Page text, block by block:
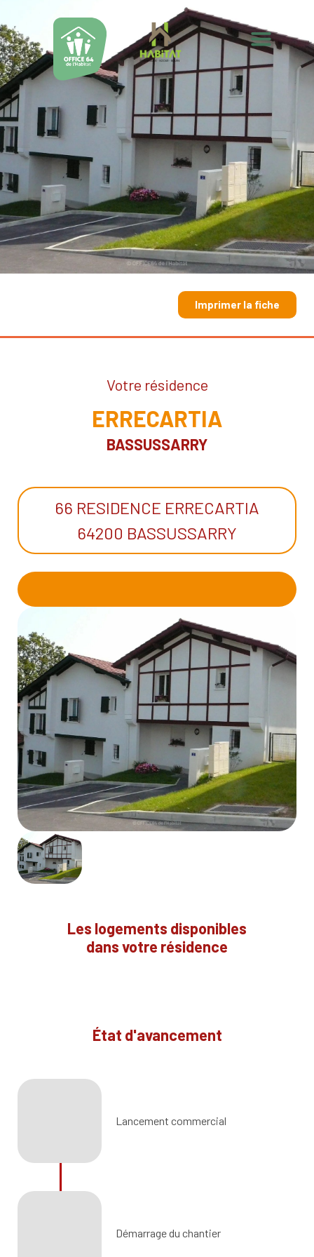
Imprimer la fiche
Votre résidence
ERRECARTIA
BASSUSSARRY
66 RESIDENCE ERRECARTIA
64200 BASSUSSARRY
Les logements disponibles
dans votre résidence
État d'avancement
Lancement commercial
Démarrage du chantier